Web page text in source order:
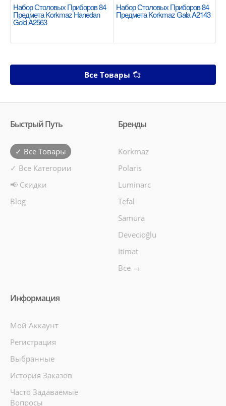
Набор Столовых Приборов 84
Предмета Korkmaz Hanedan
Gold A2563
Набор Столовых Приборов 84
Предмета Korkmaz Gala A2143
Все Товары
Быстрый Путь
✓ Все Товары
✓ Все Категории
📢 Скидки
Blog
Бренды
Korkmaz
Polaris
Luminarc
Tefal
Samura
Devecioğlu
Itimat
Все →
Информация
Мой Аккаунт
Регистрация
Выбранные
История Заказов
Часто Задаваемые
Вопросы